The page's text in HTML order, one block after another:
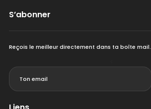
S’abonner
Reçois le meilleur directement dans ta boîte mail.